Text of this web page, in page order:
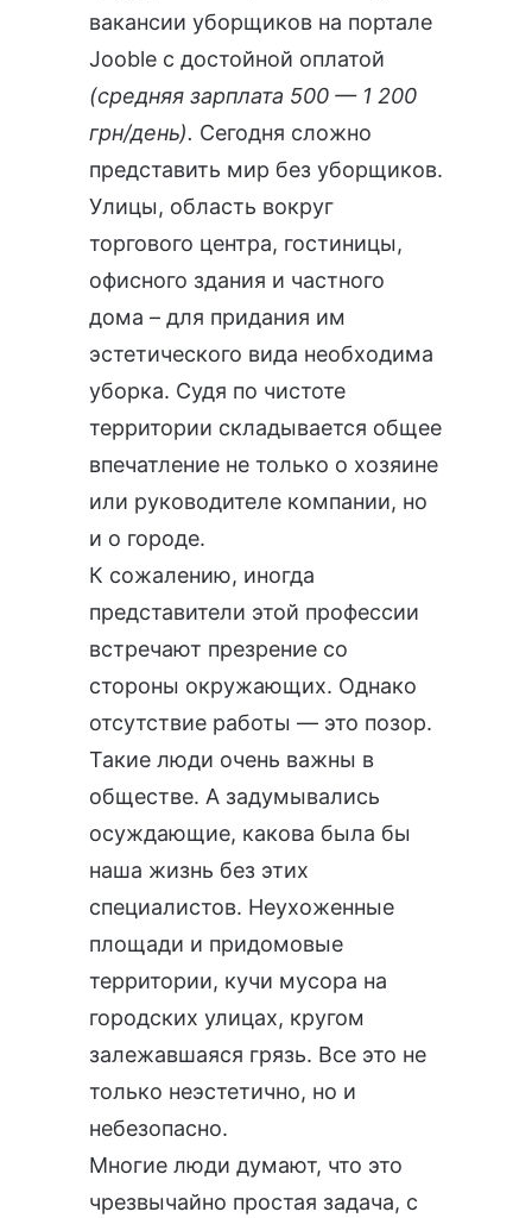
вакансии уборщиков на портале
Jooble с достойной оплатой
(средняя зарплата 500 — 1 200
грн/день). Сегодня сложно
представить мир без уборщиков.
Улицы, область вокруг
торгового центра, гостиницы,
офисного здания и частного
дома – для придания им
эстетического вида необходима
уборка. Судя по чистоте
территории складывается общее
впечатление не только о хозяине
или руководителе компании, но
и о городе.
К сожалению, иногда
представители этой профессии
встречают презрение со
стороны окружающих. Однако
отсутствие работы — это позор.
Такие люди очень важны в
обществе. А задумывались
осуждающие, какова была бы
наша жизнь без этих
специалистов. Неухоженные
площади и придомовые
территории, кучи мусора на
городских улицах, кругом
залежавшаяся грязь. Все это не
только неэстетично, но и
небезопасно.
Многие люди думают, что это
чрезвычайно простая задача, с